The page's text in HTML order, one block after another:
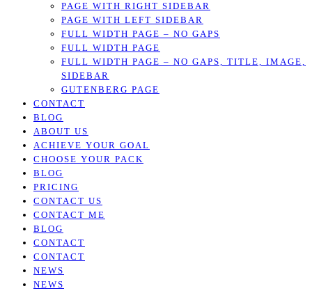
PAGE WITH RIGHT SIDEBAR
PAGE WITH LEFT SIDEBAR
FULL WIDTH PAGE – NO GAPS
FULL WIDTH PAGE
FULL WIDTH PAGE – NO GAPS, TITLE, IMAGE,
SIDEBAR
GUTENBERG PAGE
CONTACT
BLOG
ABOUT US
ACHIEVE YOUR GOAL
CHOOSE YOUR PACK
BLOG
PRICING
CONTACT US
CONTACT ME
BLOG
CONTACT
CONTACT
NEWS
NEWS